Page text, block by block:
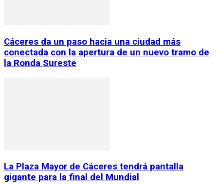
Cáceres da un paso hacia una ciudad más
conectada con la apertura de un nuevo tramo de
la Ronda Sureste
La Plaza Mayor de Cáceres tendrá pantalla
gigante para la final del Mundial